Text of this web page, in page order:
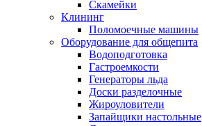
Скамейки
Клининг
Поломоечные машины
Оборудование для общепита
Водоподготовка
Гастроемкости
Генераторы льда
Доски разделочные
Жироуловители
Запайщики настольные